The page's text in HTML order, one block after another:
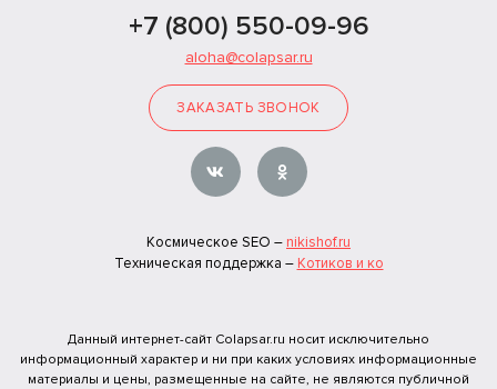
+7 (800) 550-09-96
aloha@colapsar.ru
ЗАКАЗАТЬ ЗВОНОК
Космическое SEO – nikishof.ru
Техническая поддержка – Котиков и ко
Данный интернет-сайт Colapsar.ru носит исключительно
информационный характер и ни при каких условиях информационные
материалы и цены, размещенные на сайте, не являются публичной